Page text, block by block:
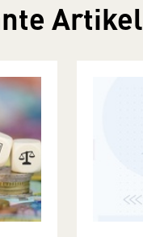
Artikel